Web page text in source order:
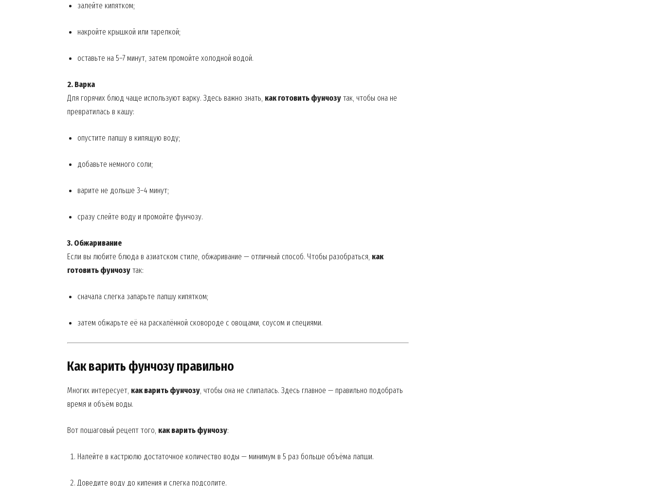
Magazine PRO
Company
залейте кипятком;
накройте крышкой или тарелкой;
оставьте на 5–7 минут, затем промойте холодной водой.
2. Варка
Для горячих блюд чаще используют варку. Здесь важно знать, как готовить фунчозутак, чтобы она не
превратилась в кашу:
опустите лапшу в кипящую воду;
добавьте немного соли;
варите не дольше 3–4 минут;
сразу слейте воду и промойте фунчозу.
3. Обжаривание
Если вы любите блюда в азиатском стиле, обжаривание — отличный способ. Чтобы разобраться, как
готовить фунчозутак:
сначала слегка запарьте лапшу кипятком;
затем обжарьте её на раскалённой сковороде с овощами, соусом и специями.
Как варить фунчозу правильно
Многих интересует, как варить фунчозу, чтобы она не слипалась. Здесь главное — правильно подобрать
время и объём воды.
Вот пошаговый рецепт того, как варить фунчозу:
Налейте в кастрюлю достаточное количество воды — минимум в 5 раз больше объёма лапши.
Доведите воду до кипения и слегка подсолите.